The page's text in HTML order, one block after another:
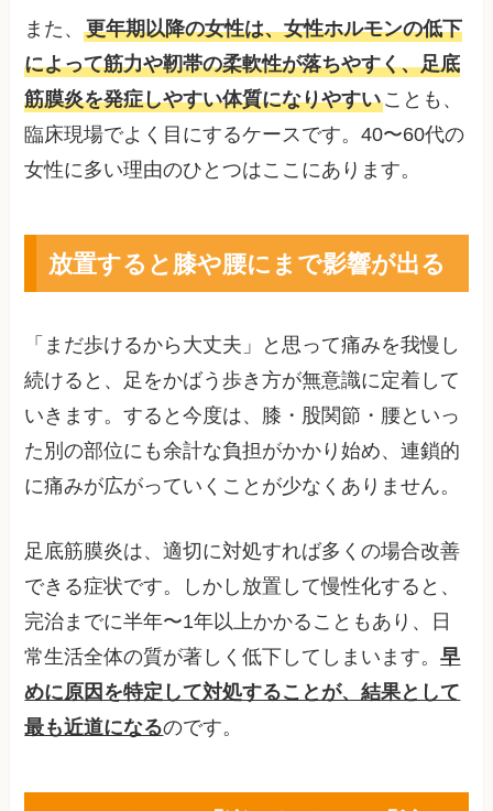
また、更年期以降の女性は、女性ホルモンの低下
によって筋力や靭帯の柔軟性が落ちやすく、足底
筋膜炎を発症しやすい体質になりやすいことも、
臨床現場でよく目にするケースです。40〜60代の
女性に多い理由のひとつはここにあります。
放置すると膝や腰にまで影響が出る
「まだ歩けるから大丈夫」と思って痛みを我慢し
続けると、足をかばう歩き方が無意識に定着して
いきます。すると今度は、膝・股関節・腰といっ
た別の部位にも余計な負担がかかり始め、連鎖的
に痛みが広がっていくことが少なくありません。
足底筋膜炎は、適切に対処すれば多くの場合改善
できる症状です。しかし放置して慢性化すると、
完治までに半年〜1年以上かかることもあり、日
常生活全体の質が著しく低下してしまいます。早
めに原因を特定して対処することが、結果として
最も近道になるのです。